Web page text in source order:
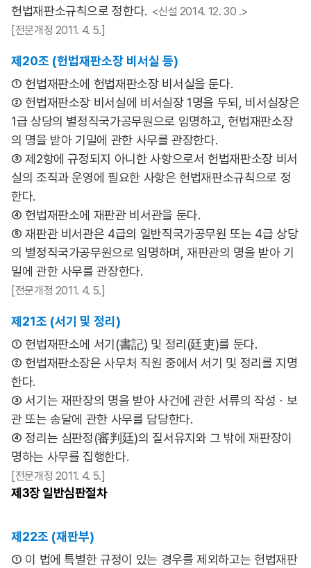
헌법재판소규칙으로 정한다. <신설 2014. 12. 30 .>
[전문개정 2011. 4. 5.]
제20조 (헌법재판소장 비서실 등)
① 헌법재판소에 헌법재판소장 비서실을 둔다.
② 헌법재판소장 비서실에 비서실장 1명을 두되, 비서실장은
1급 상당의 별정직국가공무원으로 임명하고, 헌법재판소장
의 명을 받아 기밀에 관한 사무를 관장한다.
③ 제2항에 규정되지 아니한 사항으로서 헌법재판소장 비서
실의 조직과 운영에 필요한 사항은 헌법재판소규칙으로 정
한다.
④ 헌법재판소에 재판관 비서관을 둔다.
⑤ 재판관 비서관은 4급의 일반직국가공무원 또는 4급 상당
의 별정직국가공무원으로 임명하며, 재판관의 명을 받아 기
밀에 관한 사무를 관장한다.
[전문개정 2011. 4. 5.]
제21조 (서기 및 정리)
① 헌법재판소에 서기(書記) 및 정리(廷吏)를 둔다.
② 헌법재판소장은 사무처 직원 중에서 서기 및 정리를 지명
한다.
③ 서기는 재판장의 명을 받아 사건에 관한 서류의 작성ㆍ보
관 또는 송달에 관한 사무를 담당한다.
④ 정리는 심판정(審判廷)의 질서유지와 그 밖에 재판장이
명하는 사무를 집행한다.
[전문개정 2011. 4. 5.]
제3장일반심판절차
제22조 (재판부)
① 이 법에 특별한 규정이 있는 경우를 제외하고는 헌법재판